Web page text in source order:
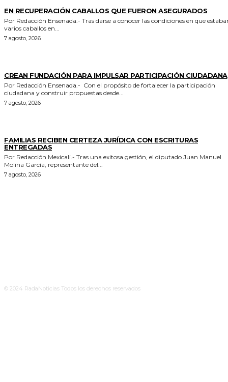
EN RECUPERACIÓN CABALLOS QUE FUERON ASEGURADOS
Por Redacción Ensenada.- Tras darse a conocer las condiciones en que estaban
varios caballos en...
7 agosto, 2026
CREAN FUNDACIÓN PARA IMPULSAR PARTICIPACIÓN CIUDADANA
Por Redacción Ensenada.- Con el propósito de fortalecer la participación
ciudadana y construir propuestas desde...
7 agosto, 2026
FAMILIAS RECIBEN CERTEZA JURÍDICA CON ESCRITURAS
ENTREGADAS
Por Redacción Mexicali.- Tras una exitosa gestión, el diputado Juan Manuel
Molina García, representante del...
7 agosto, 2026
© 2024 RadaNoticias Todos los derechos reservados